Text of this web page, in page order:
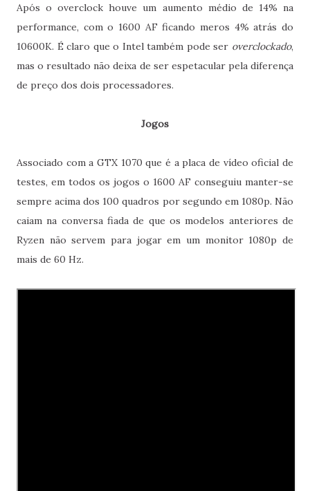
Após o overclock houve um aumento médio de 14% na
performance, com o 1600 AF ficando meros 4% atrás do
10600K. É claro que o Intel também pode ser overclockado,
mas o resultado não deixa de ser espetacular pela diferença
de preço dos dois processadores.
Jogos
Associado com a GTX 1070 que é a placa de vídeo oficial de
testes, em todos os jogos o 1600 AF conseguiu manter-se
sempre acima dos 100 quadros por segundo em 1080p. Não
caiam na conversa fiada de que os modelos anteriores de
Ryzen não servem para jogar em um monitor 1080p de
mais de 60 Hz.